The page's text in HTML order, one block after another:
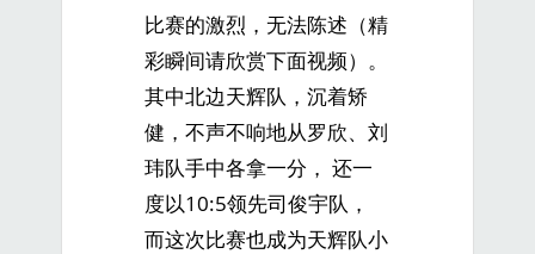
比赛的激烈，无法陈述（精
彩瞬间请欣赏下面视频）。
其中北边天辉队，沉着矫
健，不声不响地从罗欣、刘
玮队手中各拿一分， 还一
度以10:5领先司俊宇队，
而这次比赛也成为天辉队小